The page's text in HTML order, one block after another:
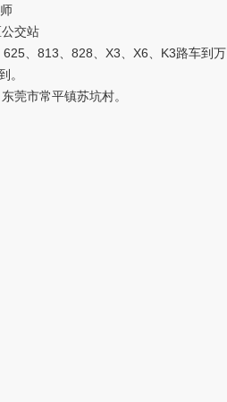
交站
、813、828、X3、X6、K3路车到万
。
莞市常平镇苏坑村。